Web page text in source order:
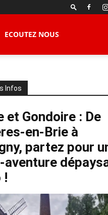
ECOUTEZ NOUS
Infos
et Gondoire : De
en-Brie à
partez pour
aventure
!